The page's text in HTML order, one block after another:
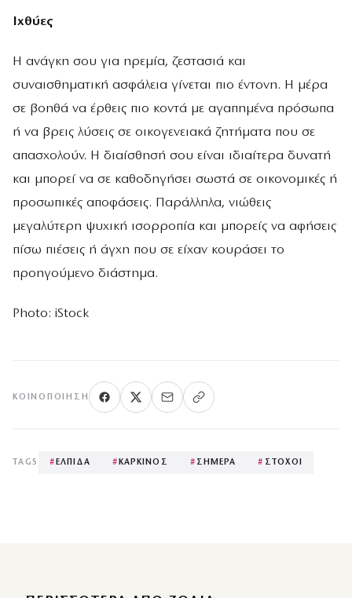
Ιχθύες
Η ανάγκη σου για ηρεμία, ζεστασιά και
συναισθηματική ασφάλεια γίνεται πιο έντονη. Η μέρα
σε βοηθά να έρθεις πιο κοντά με αγαπημένα πρόσωπα
ή να βρεις λύσεις σε οικογενειακά ζητήματα που σε
απασχολούν. Η διαίσθησή σου είναι ιδιαίτερα δυνατή
και μπορεί να σε καθοδηγήσει σωστά σε οικονομικές ή
προσωπικές αποφάσεις. Παράλληλα, νιώθεις
μεγαλύτερη ψυχική ισορροπία και μπορείς να αφήσεις
πίσω πιέσεις ή άγχη που σε είχαν κουράσει το
προηγούμενο διάστημα.
Photo: iStock
ΚΟΙΝΟΠΟΊΗΣΗ
TAGS #ΕΛΠΙΔΑ #ΚΑΡΚΙΝΟΣ # ΣΗΜΕΡΑ # ΣΤΟΧΟΙ